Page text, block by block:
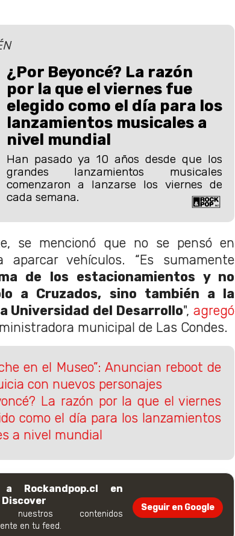
¿Por Beyoncé? La razón
por la que el viernes fue
elegido como el día para los
lanzamientos musicales a
nivel mundial
Han pasado ya 10 años desde que los
grandes lanzamientos musicales
comenzaron a lanzarse los viernes de
cada semana.
se mencionó que no se pensó en
aparcar vehículos. “Es sumamente
de los estacionamientos y no
a Cruzados, sino también a la
Universidad del Desarrollo",agregó
municipal de Las Condes.
en el Museo”: Anuncian reboot de
con nuevos personajes
La razón por la que el viernes
como el día para los lanzamientos
a nivel mundial
a Rockandpop.cl en
Discover
nuestros contenidos
en tu feed.
Seguir en Google